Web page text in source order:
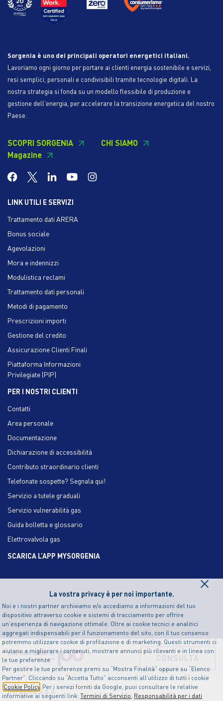
La vostra privacy è per noi importante.
Noi e i nostri partner archiviamo e/o accediamo a informazioni del tuo
dispositivo attraverso cookie e sistemi di tracciamento per offrire
un’esperienza di navigazione ottimale. Oltre ai cookie tecnici e analitici
aggregati indispensabili per il funzionamento del sito, con il tuo consenso
potremmo utilizzare cookie di profilazione e di marketing. Questi strumenti ci
aiutano a migliorare i contenuti, mostrare annunci più rilevanti e in linea con
le tue preferenze
Per gestire le tue preferenze premi su “Mostra Finalità” oppure su “Elenco
Partner”. Cliccando su “Accetta Tutto” acconsenti all’utilizzo di tutti i cookie
Cookie Policy. Per i servizi forniti da Google, puoi consultare le relative
informative ai seguenti link:Termini di Servizio, Responsabilità per i dati
×
Sorgenia è uno dei principali operatori energetici italiani.
Lavoriamo ogni giorno per portare ai clienti energia sostenibile e servizi,
resi semplici, personali e condivisibili tramite tecnologie digitali. La
nostra strategia si fonda su un modello flessibile di produzione e
gestione dell'energia, per accelerare la transizione energetica del nostro
Paese.
SCOPRI SORGENIA
CHI SIAMO
Magazine
LINK UTILI E SERVIZI
Trattamento dati ARERA
Bonus sociale
Agevolazioni
Mora e indennizzi
Modulistica reclami
Trattamento dati personali
Metodi di pagamento
Prescrizioni importi
Gestione del credito
Assicurazione Clienti Finali
Piattaforma Informazioni
Privilegiate (PIP)
PER I NOSTRI CLIENTI
Contatti
Area personale
Documentazione
Dichiarazione di accessibilità
Contributo straordinario clienti
Telefonate sospette? Segnala qui!
Servizio a tutele graduali
Servizio vulnerabilità gas
Guida bolletta e glossario
Elettrovalvola gas
SCARICA L’APP MYSORGENIA
Sorgenia S.p.A